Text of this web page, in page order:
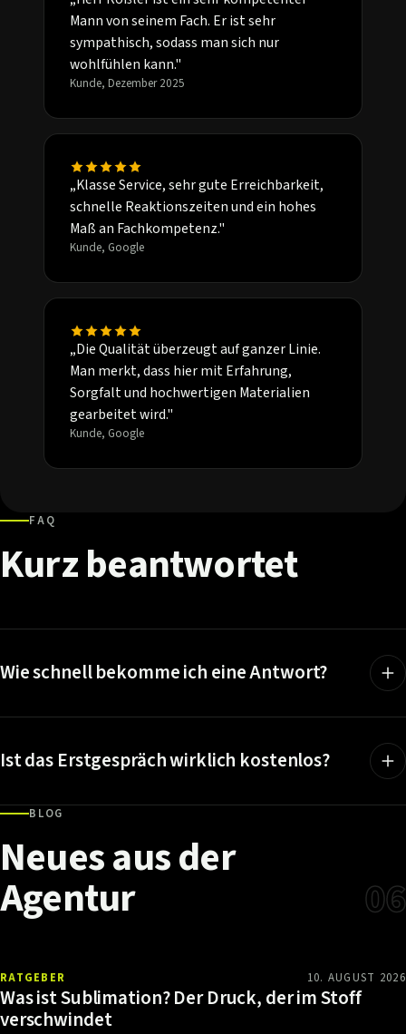
Mann von seinem Fach. Er ist sehr
sympathisch, sodass man sich nur
wohlfühlen kann."
Kunde, Dezember 2025
„Klasse Service, sehr gute Erreichbarkeit,
schnelle Reaktionszeiten und ein hohes
Maß an Fachkompetenz."
Kunde, Google
„Die Qualität überzeugt auf ganzer Linie.
Man merkt, dass hier mit Erfahrung,
Sorgfalt und hochwertigen Materialien
gearbeitet wird."
Kunde, Google
FAQ
Kurzbeantwortet
Wie schnell bekomme ich eine Antwort?
Ist das Erstgespräch wirklich kostenlos?
BLOG
Neuesausder
Agentur 06
RATGEBER 10. AUGUST 2026
Was ist Sublimation? Der Druck, der im Stoff
verschwindet